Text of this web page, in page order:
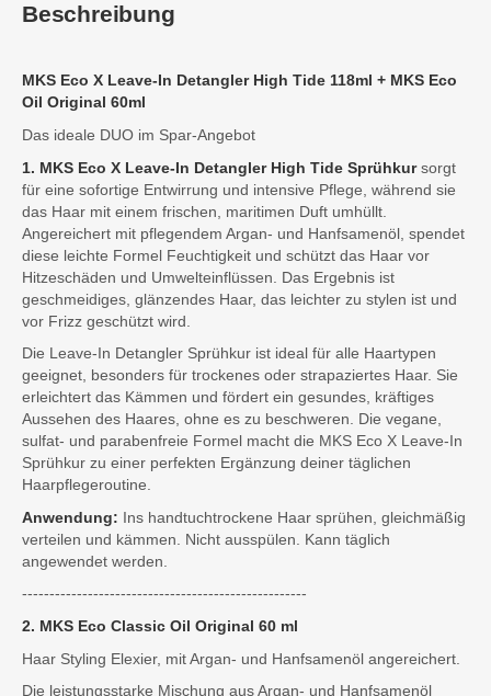
Beschreibung
MKS Eco X Leave-In Detangler High Tide 118ml + MKS Eco
Oil Original 60ml
Das ideale DUO im Spar-Angebot
1. MKS Eco X Leave-In Detangler High Tide Sprühkursorgt
für eine sofortige Entwirrung und intensive Pflege, während sie
das Haar mit einem frischen, maritimen Duft umhüllt.
Angereichert mit pflegendem Argan- und Hanfsamenöl, spendet
diese leichte Formel Feuchtigkeit und schützt das Haar vor
Hitzeschäden und Umwelteinflüssen. Das Ergebnis ist
geschmeidiges, glänzendes Haar, das leichter zu stylen ist und
vor Frizz geschützt wird.
Die Leave-In Detangler Sprühkur ist ideal für alle Haartypen
geeignet, besonders für trockenes oder strapaziertes Haar. Sie
erleichtert das Kämmen und fördert ein gesundes, kräftiges
Aussehen des Haares, ohne es zu beschweren. Die vegane,
sulfat- und parabenfreie Formel macht die MKS Eco X Leave-In
Sprühkur zu einer perfekten Ergänzung deiner täglichen
Haarpflegeroutine.
Anwendung: Ins handtuchtrockene Haar sprühen, gleichmäßig
verteilen und kämmen. Nicht ausspülen. Kann täglich
angewendet werden.
----------------------------------------------------
2. MKS Eco Classic Oil Original 60 ml
Haar Styling Elexier, mit Argan- und Hanfsamenöl angereichert.
Die leistungsstarke Mischung aus Argan- und Hanfsamenöl